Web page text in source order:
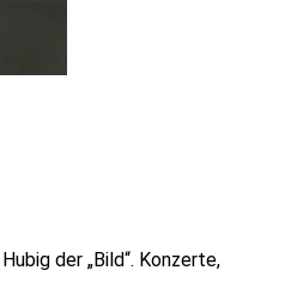
der „Bild“. Konzerte,